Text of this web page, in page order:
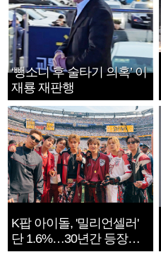
‘뺑소니 후 술타기 의혹’ 이
재룡 재판행
K팝 아이돌, '밀리언셀러'
단 1.6%…30년간 등장
1182개팀 전수조사